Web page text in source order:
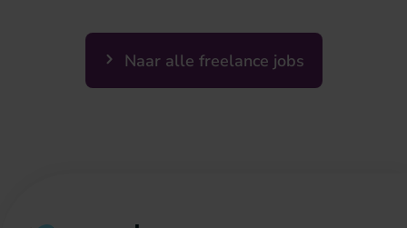
Naar alle freelance jobs